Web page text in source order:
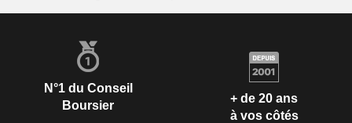
N°1 du Conseil
Boursier
+ de 20 ans
à vos côtés